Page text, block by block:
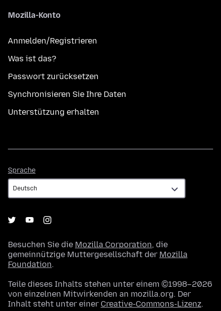
Mozilla-Konto
Anmelden/Registrieren
Was ist das?
Passwort zurücksetzen
Synchronisieren Sie Ihre Daten
Unterstützung erhalten
Sprache
Besuchen Sie die Mozilla Corporation, die
gemeinnützige Muttergesellschaft der Mozilla
Foundation.
Teile dieses Inhalts stehen unter einem ©1998–2026
von einzelnen Mitwirkenden an mozilla.org. Der
Inhalt steht unter einer Creative-Commons-Lizenz.